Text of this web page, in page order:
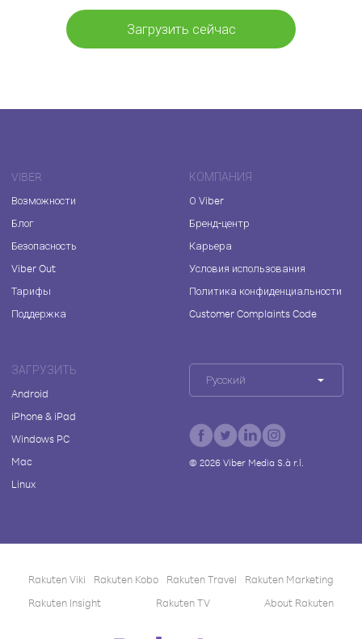
Загрузить сейчас
VIBER
Возможности
Блог
Безопасность
Viber Out
Тарифы
Поддержка
КОМПАНИЯ
О Viber
Бренд-центр
Карьера
Условия использования
Политика конфиденциальности
Customer Complaints Code
ЗАГРУЗИТЬ
Android
iPhone & iPad
Windows PC
Mac
Linux
Русский
© 2026Viber Media S.à r.l.
Rakuten Viki Rakuten Kobo Rakuten Travel
Rakuten Marketing
Rakuten Insight
Rakuten TV About Rakuten